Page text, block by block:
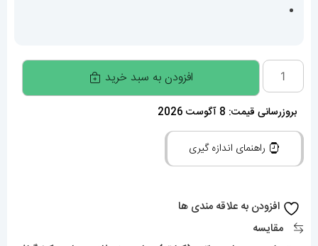
ساعت
مردانه
کاسیو
ادیفایس
Casio
020202
عدد
افزودن به سبد خرید
بروزرسانی قیمت: 8 آگوست 2026
راهنمای اندازه گیری
افزودن به علاقه مندی ها
مقایسه